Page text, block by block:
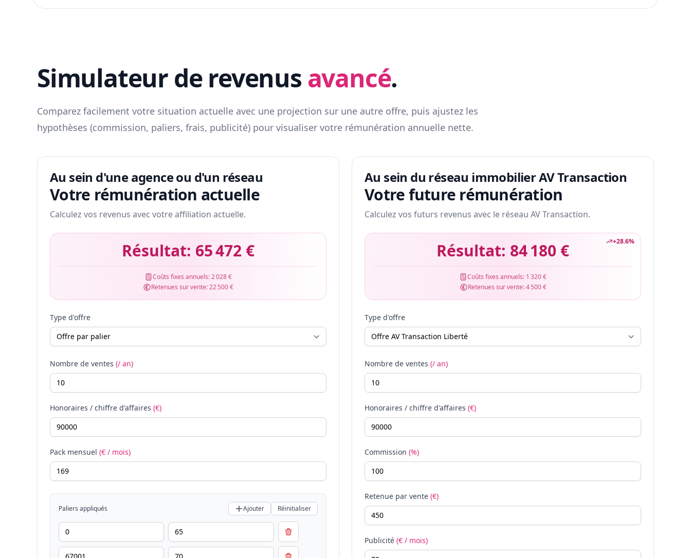
Simulateur de revenus avancé.
Comparez facilement votre situation actuelle avec une projection sur une autre offre, puis ajustez les
hypothèses (commission, paliers, frais, publicité) pour visualiser votre rémunération annuelle nette.
Au sein d'une agence ou d'un réseau
Votre rémunération actuelle
Calculez vos revenus avec votre affiliation actuelle.
Résultat: 65 472 €
Coûts fixes annuels:2 028 €
Retenues sur vente:22 500 €
Type d'offre
Nombre de ventes (/ an)
Honoraires / chiffre d'affaires (€)
Pack mensuel (€ / mois)
Paliers appliqués Ajouter Réinitialiser
Au sein du réseau immobilier AV Transaction
Votre future rémunération
Calculez vos futurs revenus avec le réseau AV Transaction.
+28.6%
Résultat: 84 180 €
Coûts fixes annuels: 1 320 €
Retenues sur vente:4 500 €
Type d'offre
Nombre de ventes (/ an)
Honoraires / chiffre d'affaires (€)
Commission (%)
Retenue par vente (€)
Publicité (€ / mois)